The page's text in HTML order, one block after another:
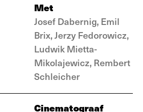
Met
Josef Dabernig, Emil
Brix, Jerzy Fedorowicz,
Ludwik Mietta-
Mikolajewicz, Rembert
Schleicher
Cinematograaf